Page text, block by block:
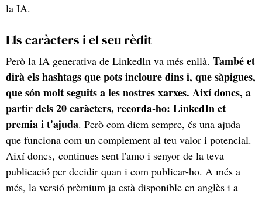
la IA.
Els caràcters i el seu rèdit
Però la IA generativa de LinkedIn va més enllà. També et
dirà els hashtags que pots incloure dins i, que sàpigues,
que són molt seguits a les nostres xarxes. Així doncs, a
partir dels 20 caràcters, recorda-ho: LinkedIn et
premia i t'ajuda. Però com diem sempre, és una ajuda
que funciona com un complement al teu valor i potencial.
Així doncs, continues sent l'amo i senyor de la teva
publicació per decidir quan i com publicar-ho. A més a
més, la versió prèmium ja està disponible en anglès i a